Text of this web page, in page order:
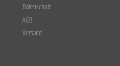
Datenschutz
AGB
Versand